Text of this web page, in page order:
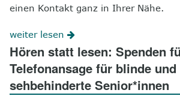
einen Kontakt ganz in Ihrer Nähe.
weiter lesen
Hören statt lesen: Spenden
Telefonansage für blinde und
sehbehinderte Senior*innen